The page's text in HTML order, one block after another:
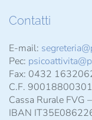
Contatti
E-mail:
Pec:
Fax: 0432
C.F. 90018800301
Cassa Rurale FVG
IBAN